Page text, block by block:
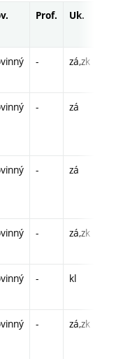
Prof. Uk.
- zá,zk
- zá
- zá
- zá,zk
- kl
- zá,zk